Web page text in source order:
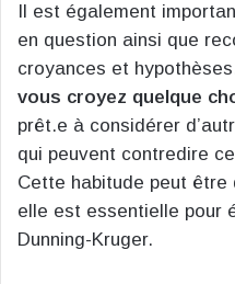
Il est également
en question ainsi que
croyances et
vous croyez quelque
prêt.e à considérer
qui peuvent contredire
Cette habitude peut
elle est essentielle pour
Dunning-Kruger.